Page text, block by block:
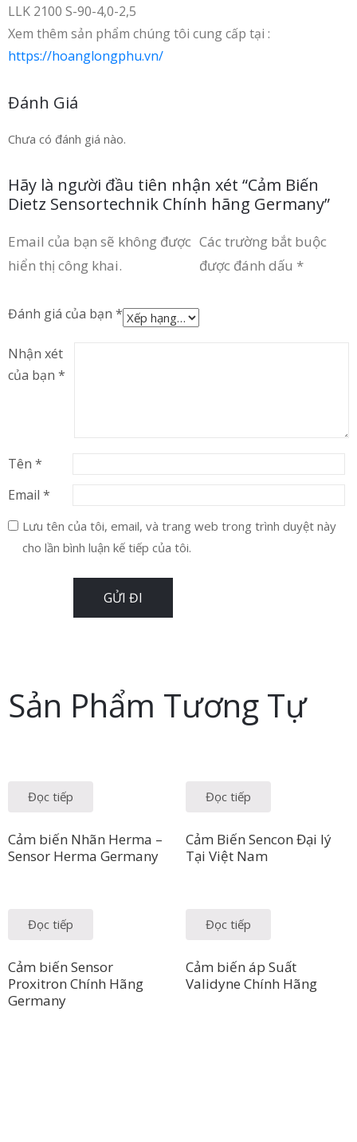
LLK 2100 S-90-4,0-2,5
Xem thêm sản phẩm chúng tôi cung cấp tại :
https://hoanglongphu.vn/
Đánh Giá
Chưa có đánh giá nào.
Hãy là người đầu tiên nhận xét “Cảm Biến
Dietz Sensortechnik Chính hãng Germany”
Email của bạn sẽ không được
hiển thị công khai.
Các trường bắt buộc
được đánh dấu *
Đánh giá của bạn *
Nhận xét
của bạn *
Tên *
Email *
Lưu tên của tôi, email, và trang web trong trình duyệt này
cho lần bình luận kế tiếp của tôi.
Sản Phẩm Tương Tự
Đọc tiếp
Cảm biến Nhãn Herma –
Sensor Herma Germany
Đọc tiếp
Cảm Biến Sencon Đại lý
Tại Việt Nam
Đọc tiếp
Cảm biến Sensor
Proxitron Chính Hãng
Germany
Đọc tiếp
Cảm biến áp Suất
Validyne Chính Hãng